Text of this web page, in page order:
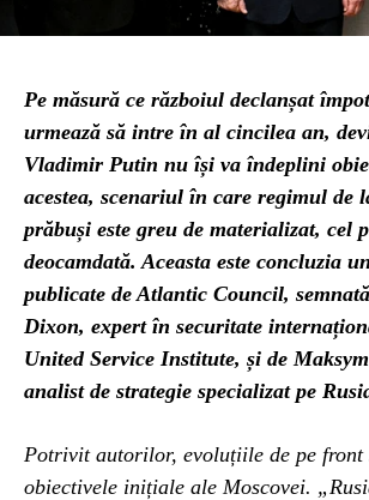
Pe măsură ce războiul declanșat
urmează să intre în al cincilea an,
Vladimir Putin nu își va îndeplini
acestea, scenariul în care regimul de
prăbuși este greu de materializat, cel
deocamdată. Aceasta este concluzia
publicate de Atlantic Council,
Dixon, expert în securitate
United Service Institute, și de
analist de strategie specializat pe
Potrivit autorilor, evoluțiile de pe front
obiectivele inițiale ale Moscovei.